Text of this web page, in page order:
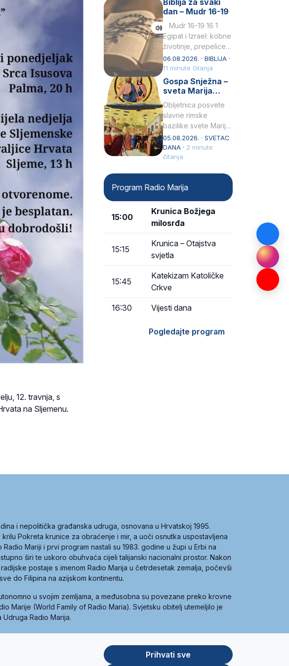
12. travnja, s
na Sljemenu.
Petar u svojoj
drugoj…
Biblija za svaki
dan – Mudr 16-19
Mudr 16-19 16 1
Egipat i Izrael: kobne
životinje, prepelice
Zato bijahu
primjereno kažnjeni
sličnim životinjamai
mučeni mnoštvom
06.08.2026. · BIBLIJA ·
11 minute čitanja
Gospa Snježna –
sveta Marija
Velika, zaštitnica
rimske bazilike
Obljetnica posvete
slavne rimske
bazilike svete Marije
Velike (Santa Maria
Maggiore) u narodu
se slavi kao Gospa
05.08.2026. · SVETAC
DANA · 2 minute
čitanja
Program Radio Marija
15:00
Krunica Božjega
milosrđa
15:15
Krunica – Otajstva
svjetla
15:45
Katekizam Katoličke
Crkve
16:30 Vijesti dana
Pogledajte program
i nepolitička građanska udruga, osnovana u Hrvatskoj 1995.
Pokreta krunice za obraćenje i mir, a uoči osnutka uspostavljena
Mariji i prvi program nastali su 1983. godine u župi u Erbi na
širi te uskoro obuhvaća cijeli talijanski nacionalni prostor. Nakon
postaje s imenom Radio Marija u četrdesetak zemalja, počevši
do Filipina na azijskom kontinentu.
u svojim zemljama, a međusobna su povezane preko krovne
Marije (World Family of Radio Maria). Svjetsku obitelj utemeljilo je
Radio Marija.
Prihvati sve